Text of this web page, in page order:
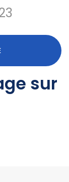
sur